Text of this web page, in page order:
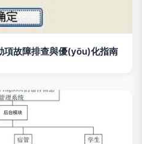
故障排查與優(yōu)化指南